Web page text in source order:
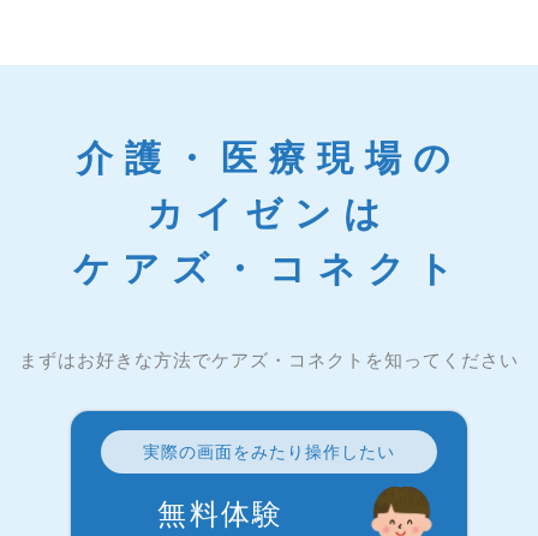
介護・医療現場の
カイゼンは
ケアズ・コネクト
まずはお好きな方法でケアズ・コネクトを知ってください
実際の画面をみたり操作したい
無料体験